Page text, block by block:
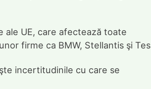
ale UE, care afectează toate
firme ca BMW, Stellantis şi
incertitudinile cu care se